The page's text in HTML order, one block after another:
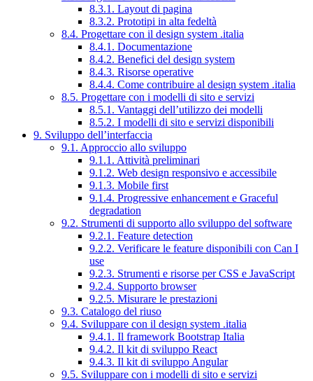
8.3.1. Layout di pagina
8.3.2. Prototipi in alta fedeltà
8.4. Progettare con il design system .italia
8.4.1. Documentazione
8.4.2. Benefici del design system
8.4.3. Risorse operative
8.4.4. Come contribuire al design system .italia
8.5. Progettare con i modelli di sito e servizi
8.5.1. Vantaggi dell’utilizzo dei modelli
8.5.2. I modelli di sito e servizi disponibili
9. Sviluppo dell’interfaccia
9.1. Approccio allo sviluppo
9.1.1. Attività preliminari
9.1.2. Web design responsivo e accessibile
9.1.3. Mobile first
9.1.4. Progressive enhancement e Graceful
degradation
9.2. Strumenti di supporto allo sviluppo del software
9.2.1. Feature detection
9.2.2. Verificare le feature disponibili con Can I
use
9.2.3. Strumenti e risorse per CSS e JavaScript
9.2.4. Supporto browser
9.2.5. Misurare le prestazioni
9.3. Catalogo del riuso
9.4. Sviluppare con il design system .italia
9.4.1. Il framework Bootstrap Italia
9.4.2. Il kit di sviluppo React
9.4.3. Il kit di sviluppo Angular
9.5. Sviluppare con i modelli di sito e servizi